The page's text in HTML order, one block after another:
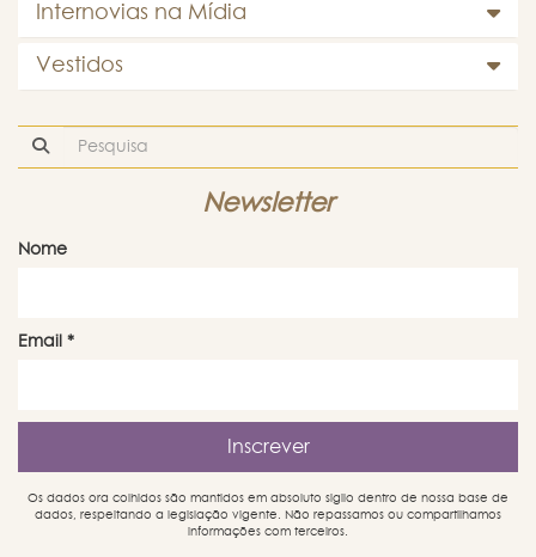
Internovias na Mídia
Vestidos
Newsletter
Nome
Email *
Os dados ora colhidos são mantidos em absoluto sigilo dentro de nossa base de
dados, respeitando a legislação vigente. Não repassamos ou compartilhamos
informações com terceiros.